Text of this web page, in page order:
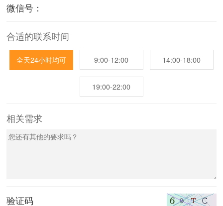
微信号：
合适的联系时间
全天24小时均可 9:00-12:00 14:00-18:00
19:00-22:00
相关需求
验证码